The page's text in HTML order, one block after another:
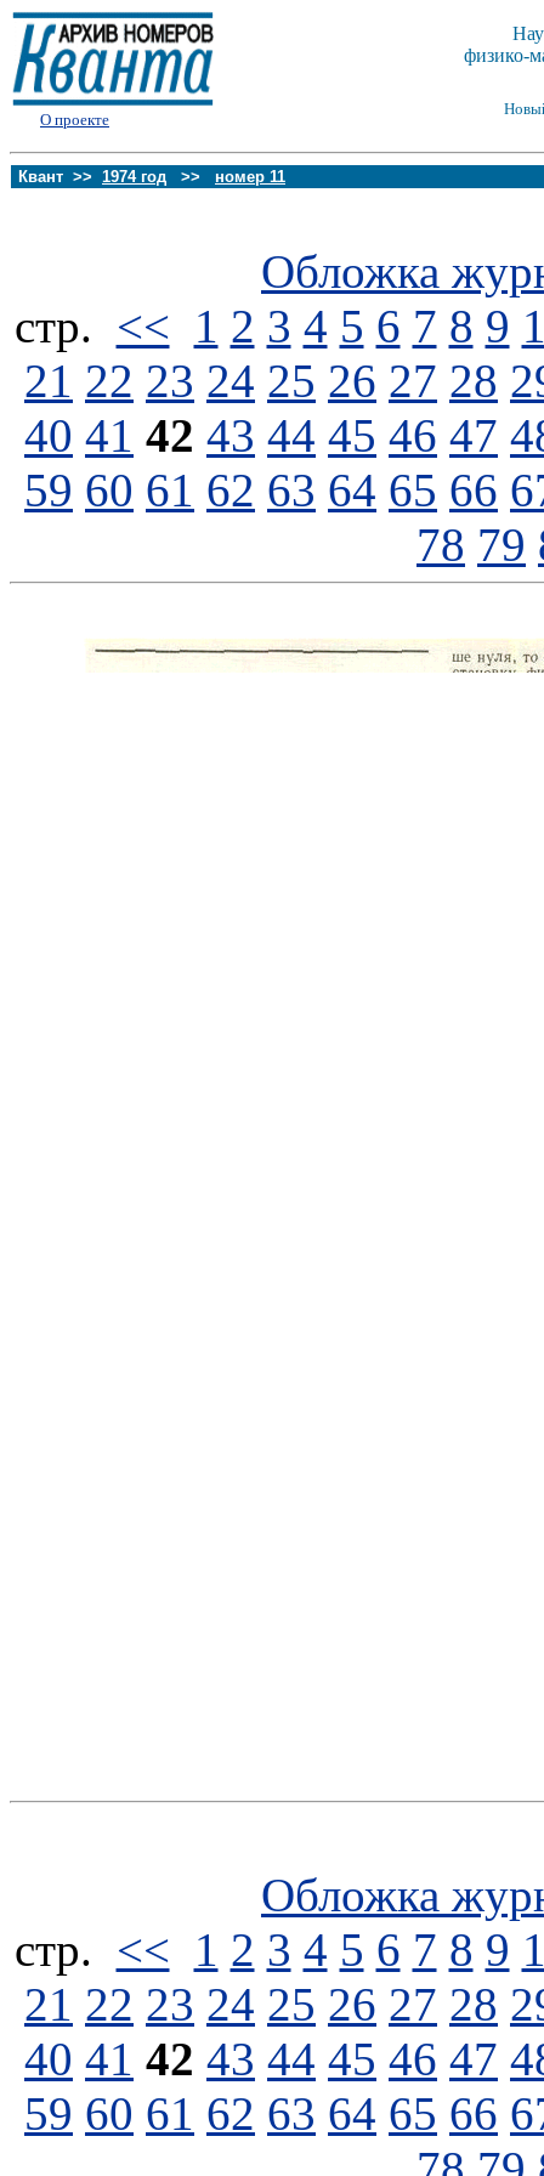
О проекте
физико-
Квант >> 1974 год >> номер 11
Обложка
стp. << 1 2 3 4 5 6 7 8 9
21 22 23 24 25 26 27 28
40 41 42 43 44 45 46 47
59 60 61 62 63 64 65 66
78 79
Обложка
стp. << 1 2 3 4 5 6 7 8 9
21 22 23 24 25 26 27 28
40 41 42 43 44 45 46 47
59 60 61 62 63 64 65 66